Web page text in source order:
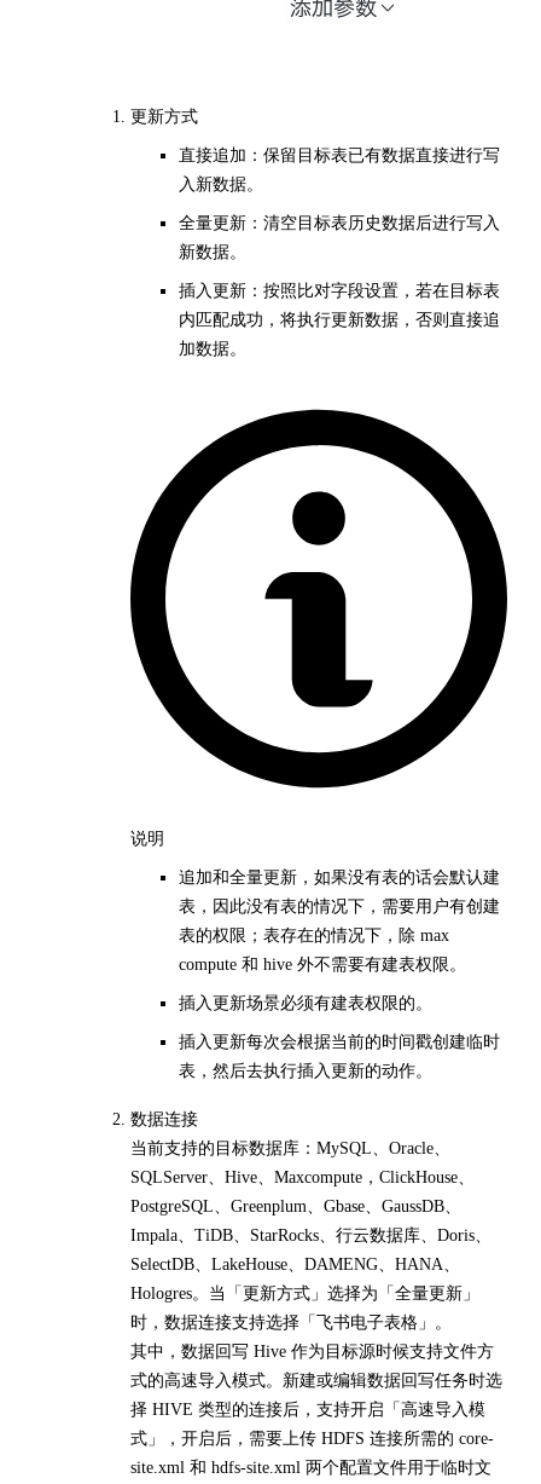
更新方式
直接追加：保留目标表已有数据直接进行写
入新数据。
全量更新：清空目标表历史数据后进行写入
新数据。
插入更新：按照比对字段设置，若在目标表
内匹配成功，将执行更新数据，否则直接追
加数据。
说明
追加和全量更新，如果没有表的话会默认建
表，因此没有表的情况下，需要用户有创建
表的权限；表存在的情况下，除 max
compute 和 hive 外不需要有建表权限。
插入更新场景必须有建表权限的。
插入更新每次会根据当前的时间戳创建临时
表，然后去执行插入更新的动作。
数据连接
当前支持的目标数据库：MySQL、Oracle、
SQLServer、Hive、Maxcompute，ClickHouse、
PostgreSQL、Greenplum、Gbase、GaussDB、
Impala、TiDB、StarRocks、行云数据库、Doris、
SelectDB、LakeHouse、DAMENG、HANA、
Hologres。当「更新方式」选择为「全量更新」
时，数据连接支持选择「飞书电子表格」。
其中，数据回写 Hive 作为目标源时候支持文件方
式的高速导入模式。新建或编辑数据回写任务时选
择 HIVE 类型的连接后，支持开启「高速导入模
式」，开启后，需要上传 HDFS 连接所需的 core-
site.xml 和 hdfs-site.xml 两个配置文件用于临时文